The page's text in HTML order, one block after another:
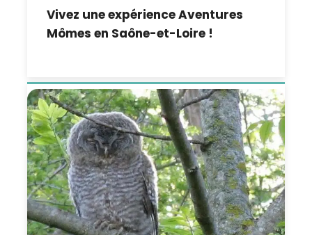
Vivez une expérience Aventures
Mômes en Saône-et-Loire !